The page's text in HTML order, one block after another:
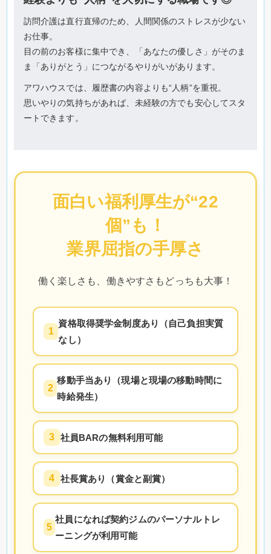
訪問介護は直行直帰のため、人間関係のストレスが少ない
お仕事。
目の前のお客様に集中でき、「あなたの優しさ」がそのま
ま「ありがとう」につながるやりがいがあります。
アワハウスでは、履歴書の内容よりも“人柄”を重視。
思いやりの気持ちがあれば、未経験の方でも安心してスタ
ートできます。
面白い福利厚生が“22
個”も！
業界屈指の手厚さ
働く楽しさも、働きやすさもどっちも大事！
1
資格取得奨学金制度あり（自己負担実質
なし）
2
移動手当あり（現場と現場の移動時間に
時給発生）
3 社員BARの無料利用可能
4 社長賞あり（賞金と副賞）
5
社員になれば契約ジムのパーソナルトレ
ーニングが利用可能